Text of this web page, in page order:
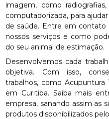
imagem, como
computadorizada, para
de saúde. Entre em contato
nossos serviços e como
do seu animal de estimação.
Desenvolvemos cada
objetiva. Com isso,
trabalhos, como Acupuntura
em Curitiba. Saiba mais
empresa, sanando assim as
produtos disponibilizados